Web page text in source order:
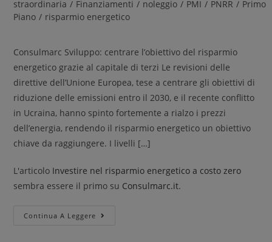
straordinaria / Finanziamenti / noleggio / PMI / PNRR / Primo
Piano / risparmio energetico
Consulmarc Sviluppo: centrare l’obiettivo del risparmio
energetico grazie al capitale di terzi Le revisioni delle
direttive dell’Unione Europea, tese a centrare gli obiettivi di
riduzione delle emissioni entro il 2030, e il recente conflitto
in Ucraina, hanno spinto fortemente a rialzo i prezzi
dell’energia, rendendo il risparmio energetico un obiettivo
chiave da raggiungere. I livelli […]
L'articolo Investire nel risparmio energetico a costo zero
sembra essere il primo su Consulmarc.it.
Continua A Leggere